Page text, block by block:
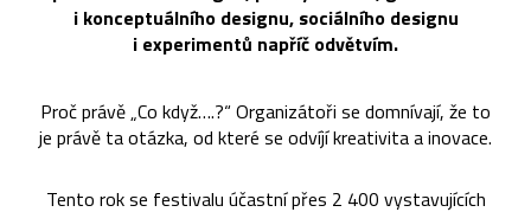
i konceptuálního designu, sociálního designu
i experimentů napříč odvětvím.
Proč právě „Co když….?“ Organizátoři se domnívají, že to
je právě ta otázka, od které se odvíjí kreativita a inovace.
Tento rok se festivalu účastní přes 2 400 vystavujících